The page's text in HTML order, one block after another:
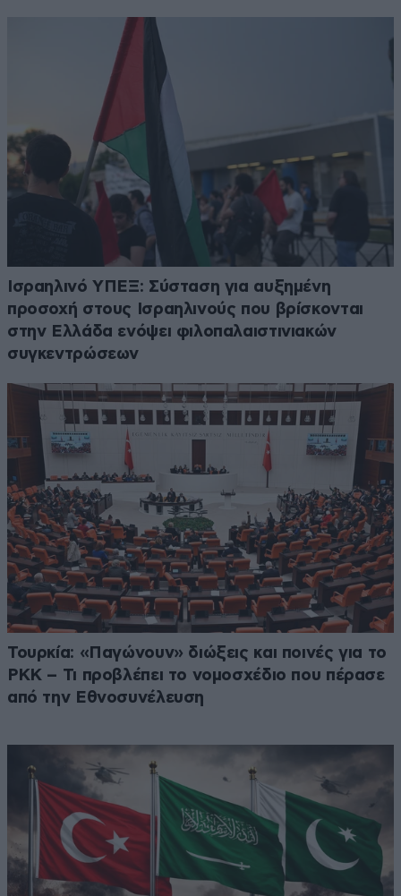
Ισραηλινό ΥΠΕΞ: Σύσταση για αυξημένη
προσοχή στους Ισραηλινούς που βρίσκονται
στην Ελλάδα ενόψει φιλοπαλαιστινιακών
συγκεντρώσεων
Τουρκία: «Παγώνουν» διώξεις και ποινές για το
PKK – Τι προβλέπει το νομοσχέδιο που πέρασε
από την Εθνοσυνέλευση